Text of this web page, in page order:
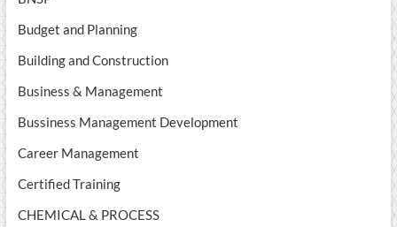
Budget and Planning
Building and Construction
Business & Management
Bussiness Management Development
Career Management
Certified Training
CHEMICAL & PROCESS